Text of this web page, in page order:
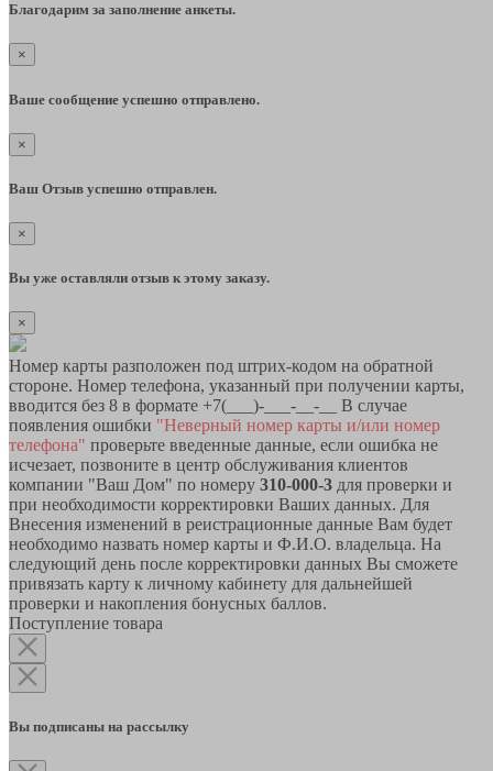
Благодарим за заполнение анкеты.
×
Ваше сообщение успешно отправлено.
×
Ваш Отзыв успешно отправлен.
×
Вы уже оставляли отзыв к этому заказу.
×
Номер карты разположен под штрих-кодом на обратной
стороне. Номер телефона, указанный при получении карты,
вводится без 8 в формате +7(___)-___-__-__ В случае
появления ошибки "Неверный номер карты и/или номер
телефона" проверьте введенные данные, если ошибка не
исчезает, позвоните в центр обслуживания клиентов
компании "Ваш Дом" по номеру 310-000-3 для проверки и
при необходимости корректировки Ваших данных. Для
Внесения изменений в реистрационные данные Вам будет
необходимо назвать номер карты и Ф.И.О. владельца. На
следующий день после корректировки данных Вы сможете
привязать карту к личному кабинету для дальнейшей
проверки и накопления бонусных баллов.
Поступление товара
Вы подписаны на рассылку